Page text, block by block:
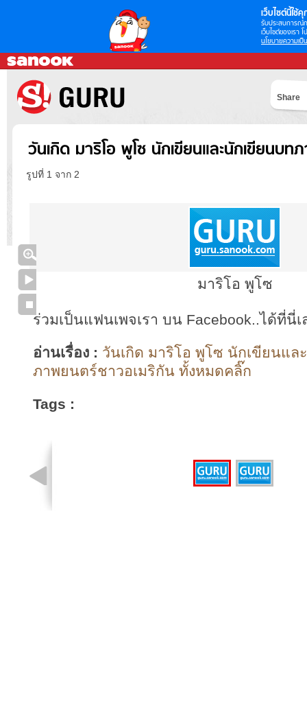
เว็บไซต์นี้ใช้คุ
รับประสบการณ์
เว็บไซต์ของเรา
นโยบายความเป็
Share
วันเกิด มาริโอ พูโซ นักเขียนและนักเขียนบ
รูปที่ 1 จาก 2
มาริโอ พูโซ
ร่วมเป็นแฟนเพจเรา บน Facebook..ได้ที่นี่เ
อ่านเรื่อง : วันเกิด มาริโอ พูโซ นักเขียนแล
ภาพยนตร์ชาวอเมริกัน ทั้งหมดคลิ๊ก
Tags :